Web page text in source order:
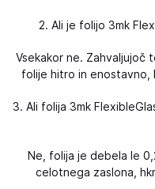
2. Ali je folijo 3mk
Vsekakor ne. Zahvaljujoč
folije hitro in enostavno,
3. Ali folija 3mk
Ne, folija je debela le
celotnega zaslona,